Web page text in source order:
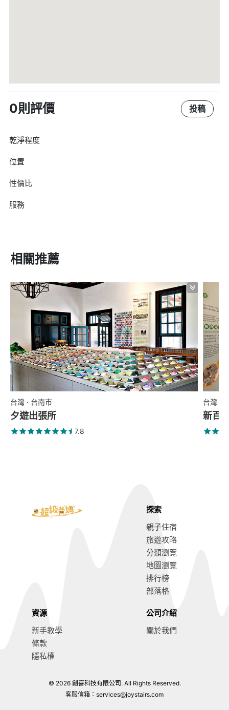
0則評價 投稿
乾淨程度
位置
性價比
服務
相關推薦
台灣 · 台南市
夕遊出張所
7.8
台灣 ·
新百
台南親子旅遊攻略
各種人氣景點與飯店等你體驗
前往閱讀
探索
親子住宿
旅遊攻略
分類瀏覽
地圖瀏覽
排行榜
部落格
資源
新手教學
條款
隱私權
公司介紹
關於我們
© 2026 創喜科技有限公司. All Rights Reserved.
客服信箱： services@joystairs.com